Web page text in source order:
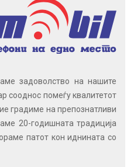
задоволство на нашите
сооднос помеѓу квалитетот
градиме на препознатливи
20-годишната традиција
патот кон иднината со